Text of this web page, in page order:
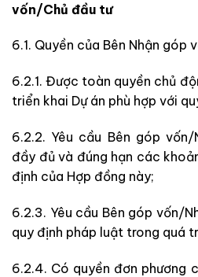
vốn/Chủ đầu tư
6.1. Quyền của Bên Nhận góp
6.2.1. Được toàn quyền chủ
triển khai Dự án phù hợp với
6.2.2. Yêu cầu Bên góp
đầy đủ và đúng hạn các
định của Hợp đồng này;
6.2.3. Yêu cầu Bên góp vốn/
quy định pháp luật trong quá
6.2.4. Có quyền đơn phương